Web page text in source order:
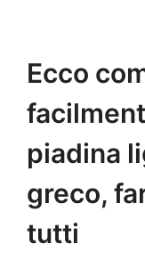
Ecco
piadina
greco,
tutti